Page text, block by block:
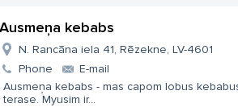
Ausmeņa kebabs
N. Rancāna iela 41, Rēzekne, LV-4601
Phone
E-mail
Ausmeņa kebabs - mas capom lobus
terase. Myusim ir...